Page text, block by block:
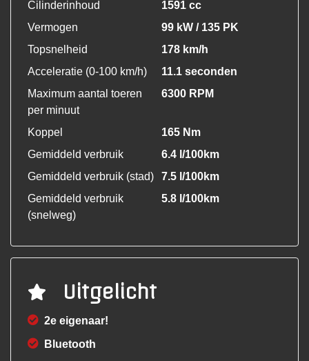
Cilinderinhoud
1591 cc
Vermogen
99 kW / 135 PK
Topsnelheid
178 km/h
Acceleratie (0-100 km/h)
11.1 seconden
Maximum aantal toeren
per minuut
6300 RPM
Koppel
165 Nm
Gemiddeld verbruik
6.4 l/100km
Gemiddeld verbruik (stad)
7.5 l/100km
Gemiddeld verbruik
(snelweg)
5.8 l/100km
Uitgelicht
2e eigenaar!
Bluetooth